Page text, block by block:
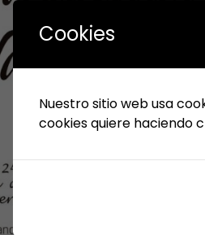
Cookies
Nuestro sitio web usa
cookies quiere haciendo